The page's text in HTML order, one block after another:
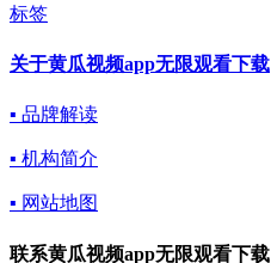
标签
关于黄瓜视频app无限观看下载
▪ 品牌解读
▪ 机构简介
▪ 网站地图
联系黄瓜视频app无限观看下载